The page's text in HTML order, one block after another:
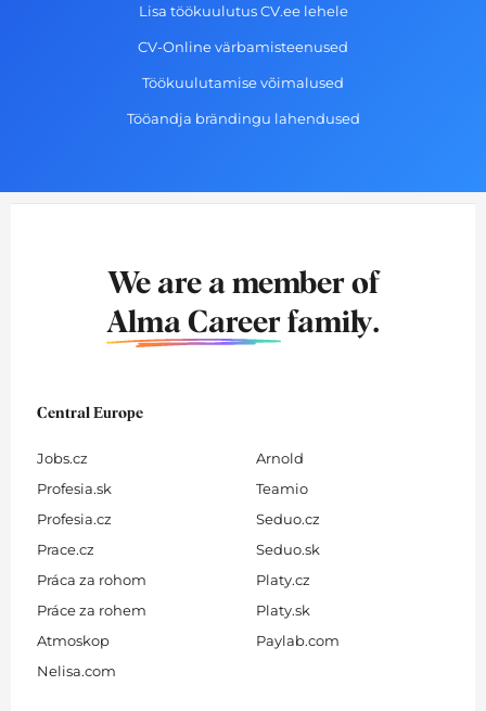
Lisa töökuulutus CV.ee lehele
CV-Online värbamisteenused
Töökuulutamise võimalused
Tööandja brändingu lahendused
We are a member of
Alma Career family.
Central Europe
Jobs.cz
Profesia.sk
Profesia.cz
Prace.cz
Práca za rohom
Práce za rohem
Atmoskop
Nelisa.com
Arnold
Teamio
Seduo.cz
Seduo.sk
Platy.cz
Platy.sk
Paylab.com